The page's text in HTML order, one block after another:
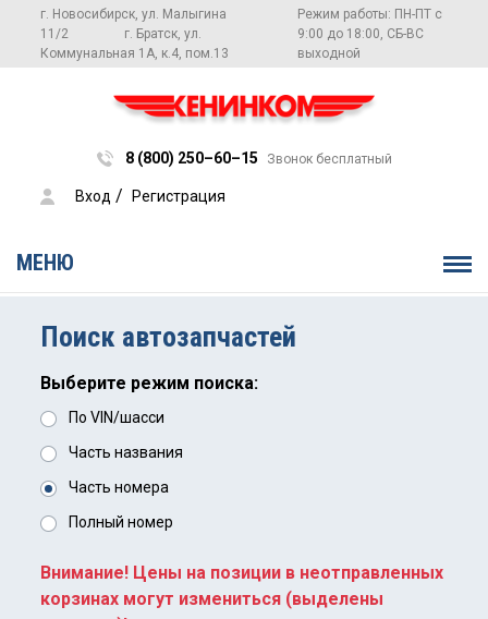
г. Новосибирск, ул. Малыгина
11/2
г. Братск, ул.
Коммунальная 1А, к.4, пом.13
Режим работы: ПН-ПТ с
9:00 до 18:00, СБ-ВС
выходной
8 (800) 250–60–15 Звонок бесплатный
Вход / Регистрация
МЕНЮ
Поиск автозапчастей
Выберите режим поиска:
По VIN/шасси
Часть названия
Часть номера
Полный номер
Внимание! Цены на позиции в неотправленных
корзинах могут измениться (выделены